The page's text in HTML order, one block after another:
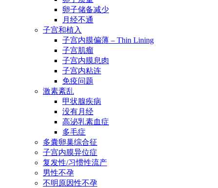
卵子储备减少
月经不通
子宫和植入
子宫内膜偏薄 – Thin Lining
子宫肌瘤
子宫内膜息肉
子宫内粘连
免疫问题
激素紊乱
甲状腺疾病
没有月经
高泌乳素血症
多毛症
多囊卵巢综合征
子宫内膜异位症
复发性/习惯性流产
男性不孕
不明原因性不孕